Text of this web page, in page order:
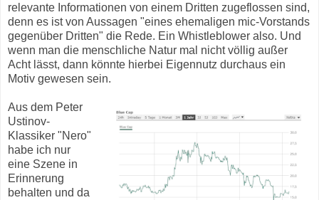
relevante Informationen von einem Dritten zugeflossen sind,
denn es ist von Aussagen "eines ehemaligen mic-Vorstands
gegenüber Dritten" die Rede. Ein Whistleblower also. Und
wenn man die menschliche Natur mal nicht völlig außer
Acht lässt, dann könnte hierbei Eigennutz durchaus ein
Motiv gewesen sein.
Aus dem Peter
Ustinov-
Klassiker "Nero"
habe ich nur
eine Szene in
Erinnerung
behalten und da